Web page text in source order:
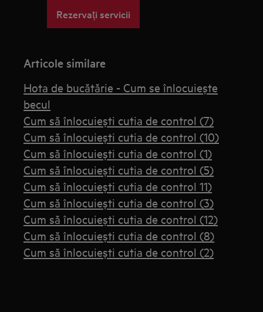
Rezervați servicii
Articole similare
Hota de bucătărie - Cum se înlocuiește
becul
Cum să înlocuiești cutia de control (7)
Cum să înlocuiești cutia de control (10)
Cum să înlocuiești cutia de control (1)
Cum să înlocuiești cutia de control (5)
Cum să înlocuiești cutia de control 11)
Cum să înlocuiești cutia de control (3)
Cum să înlocuiești cutia de control (12)
Cum să înlocuiești cutia de control (8)
Cum să înlocuiești cutia de control (2)